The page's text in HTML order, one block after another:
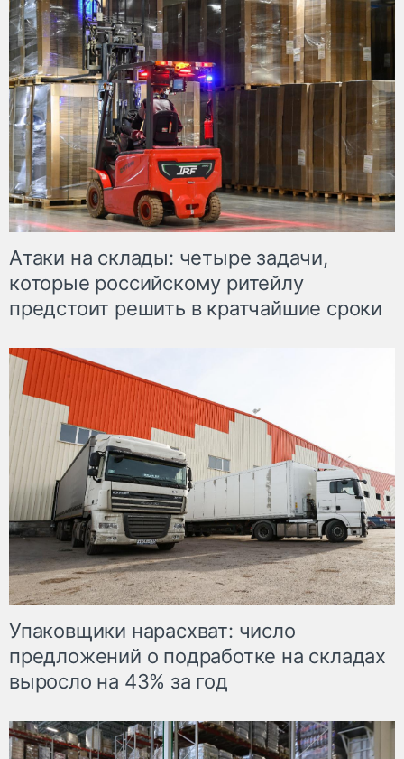
Атаки на склады: четыре задачи,
которые российскому ритейлу
предстоит решить в кратчайшие сроки
Упаковщики нарасхват: число
предложений о подработке на складах
выросло на 43% за год